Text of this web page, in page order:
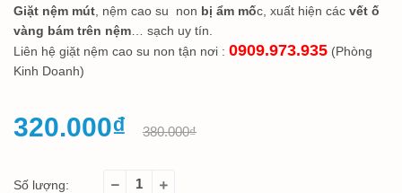
Giặt nệm mút , nệm cao su non bị ẩm mốc, xuất hiện các vết ố
vàng bám trên nệm … sạch uy tín.
Liên hệ giặt nệm cao su non tận nơi : 0909.973.935 (Phòng
Kinh Doanh)
320.000₫ 380.000₫
Số lượng: